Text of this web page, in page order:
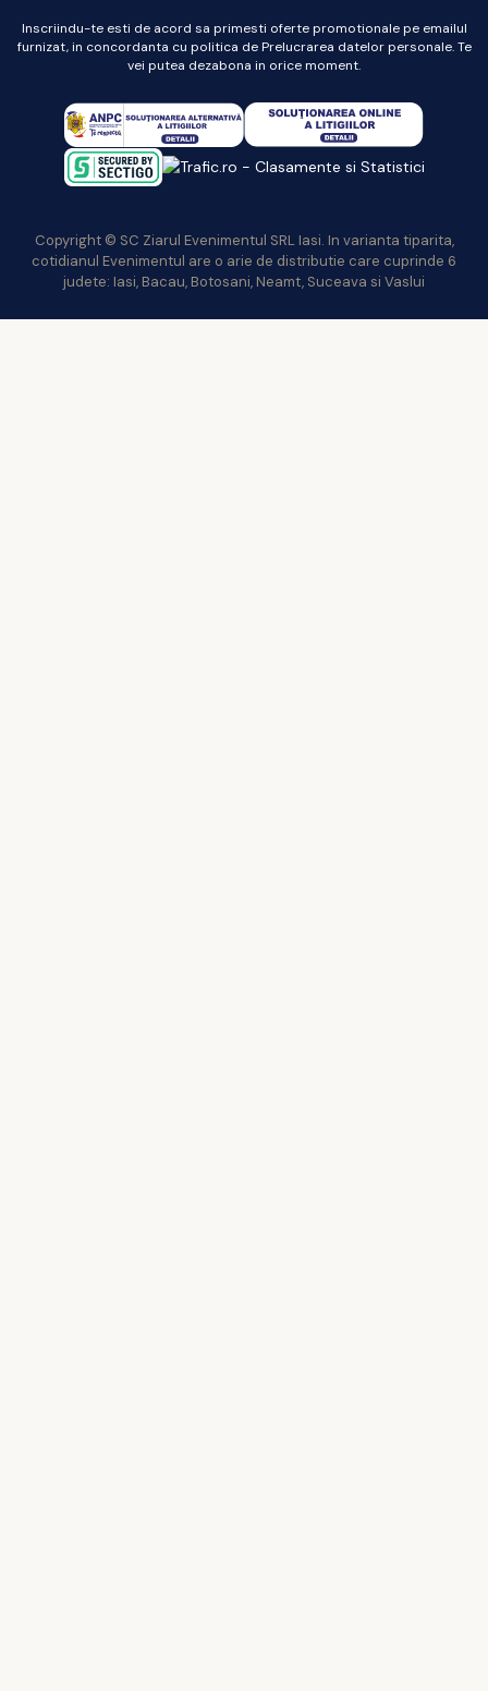
Inscriindu-te esti de acord sa primesti oferte promotionale pe emailul
furnizat, in concordanta cu politica de Prelucrarea datelor personale. Te
vei putea dezabona in orice moment.
Copyright © SC Ziarul Evenimentul SRL Iasi. In varianta tiparita,
cotidianul Evenimentul are o arie de distributie care cuprinde 6
judete: Iasi, Bacau, Botosani, Neamt, Suceava si Vaslui